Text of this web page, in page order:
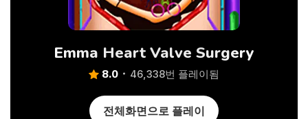
Emma Heart Valve Surgery
8.0 46,338번 플레이됨
전체화면으로 플레이